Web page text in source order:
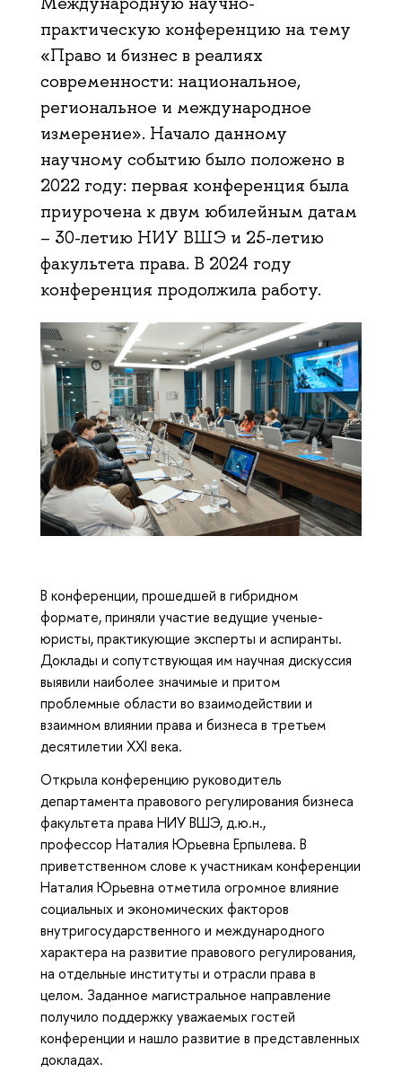
практическую конференцию на тему
«Право и бизнес в реалиях
современности: национальное,
региональное и международное
измерение». Начало данному
научному событию было положено в
2022 году: первая конференция была
приурочена к двум юбилейным датам
– 30-летию НИУ ВШЭ и 25-летию
факультета права. В 2024 году
конференция продолжила работу.
В конференции, прошедшей в гибридном
формате, приняли участие ведущие ученые-
юристы, практикующие эксперты и аспиранты.
Доклады и сопутствующая им научная дискуссия
выявили наиболее значимые и притом
проблемные области во взаимодействии и
взаимном влиянии права и бизнеса в третьем
десятилетии XXI века.
Открыла конференцию руководитель
департамента правового регулирования бизнеса
факультета права НИУ ВШЭ, д.ю.н.,
профессор Наталия Юрьевна Ерпылева. В
приветственном слове к участникам конференции
Наталия Юрьевна отметила огромное влияние
социальных и экономических факторов
внутригосударственного и международного
характера на развитие правового регулирования,
на отдельные институты и отрасли права в
целом. Заданное магистральное направление
получило поддержку уважаемых гостей
конференции и нашло развитие в представленных
докладах.